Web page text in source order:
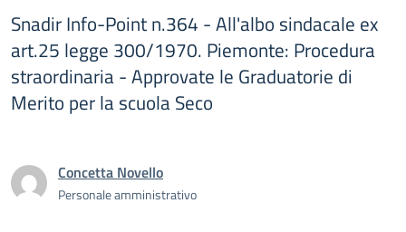
Snadir Info-Point n.364 - All'albo sindacale ex
art.25 legge 300/1970. Piemonte: Procedura
straordinaria - Approvate le Graduatorie di
Merito per la scuola Seco
Concetta Novello
Personale amministrativo